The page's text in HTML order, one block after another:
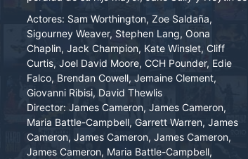
enfrentan a una nueva amenaza en Pandora: el
pueblo de la ceniza, una violenta tribu Na'vi
ávida de poder liderada por los despiadados
Varang.
Actores: Sam Worthington, Zoe Saldaña,
Sigourney Weaver, Stephen Lang, Oona
Chaplin, Jack Champion, Kate Winslet, Cliff
Curtis, Joel David Moore, CCH Pounder, Edie
Falco, Brendan Cowell, Jemaine Clement,
Giovanni Ribisi, David Thewlis
Director: James Cameron, James Cameron,
Maria Battle-Campbell, Garrett Warren, James
Cameron, James Cameron, James Cameron,
James Cameron, Maria Battle-Campbell,